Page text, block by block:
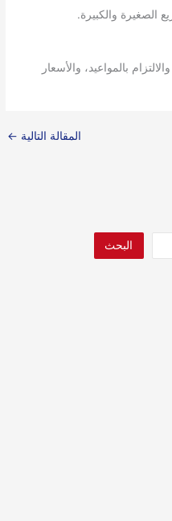
الصغيرة والكبيرة.
بالمواعيد، والأسعار
المقالة التالية ←
البحث